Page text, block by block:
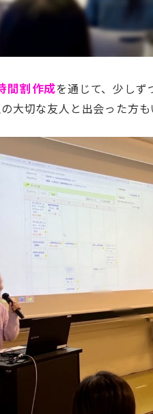
間割作成を通じて、少しず
大切な友人と出会った方も